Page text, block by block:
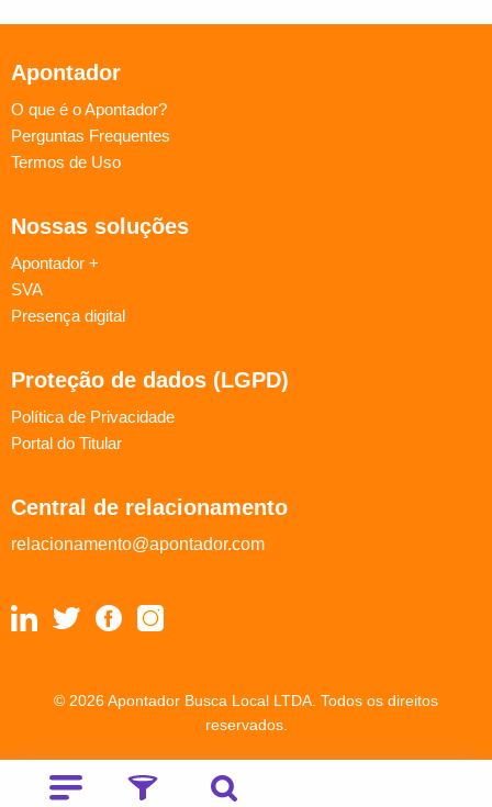
Apontador
O que é o Apontador?
Perguntas Frequentes
Termos de Uso
Nossas soluções
Apontador +
SVA
Presença digital
Proteção de dados (LGPD)
Política de Privacidade
Portal do Titular
Central de relacionamento
relacionamento@apontador.com
© 2026 Apontador Busca Local LTDA. Todos os direitos
reservados.